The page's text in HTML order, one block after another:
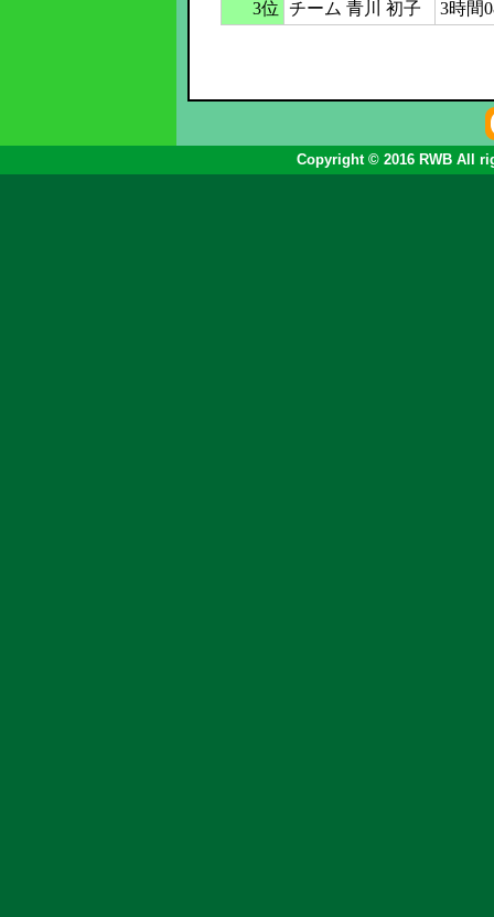
3位 チーム 青川 初子 3時間
Copyright © 2016 RWB All